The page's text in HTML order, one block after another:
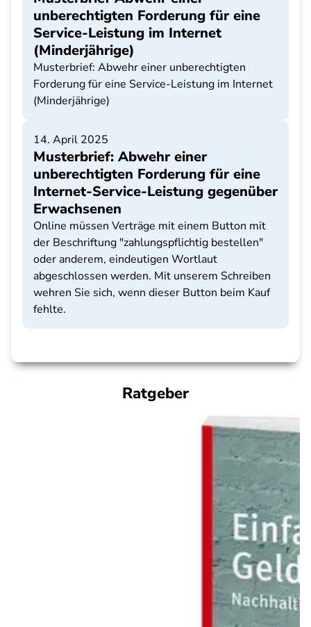
unberechtigten Forderung für eine
Service-Leistung im Internet
(Minderjährige)
Musterbrief: Abwehr einer unberechtigten
Forderung für eine Service-Leistung im Internet
(Minderjährige)
14. April 2025
Musterbrief: Abwehr einer
unberechtigten Forderung für eine
Internet-Service-Leistung gegenüber
Erwachsenen
Online müssen Verträge mit einem Button mit
der Beschriftung "zahlungspflichtig bestellen"
oder anderem, eindeutigen Wortlaut
abgeschlossen werden. Mit unserem Schreiben
wehren Sie sich, wenn dieser Button beim Kauf
fehlte.
Ratgeber